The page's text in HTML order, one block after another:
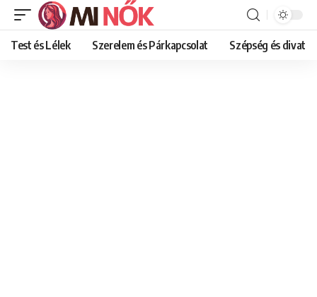
Test és Lélek Szerelem és Párkapcsolat Szépség és divat